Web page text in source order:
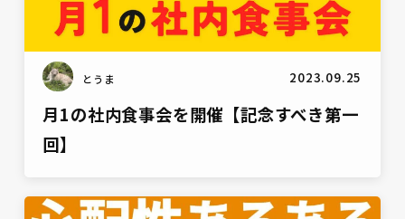
とうま 2023.09.25
月1の社内食事会を開催【記念すべき第一
回】
雑談